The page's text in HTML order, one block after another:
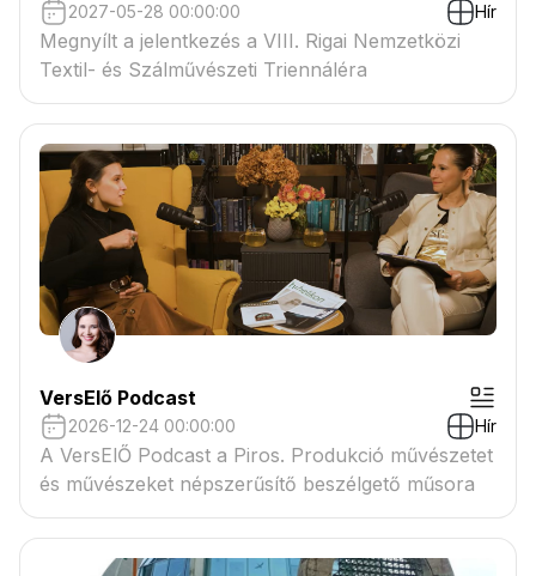
2027-05-28 00:00:00 Hír
Megnyílt a jelentkezés a VIII. Rigai Nemzetközi
Textil- és Szálművészeti Triennáléra
VersElő Podcast
2026-12-24 00:00:00 Hír
A VersElŐ Podcast a Piros. Produkció művészetet
és művészeket népszerűsítő beszélgető műsora